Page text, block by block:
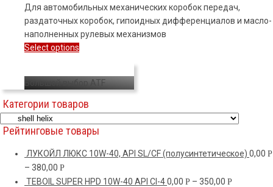
Для автомобильных механических коробок передач,
раздаточных коробок, гипоидных дифференциалов и масло-
наполненных рулевых механизмов
Select options
Большой выбор ATF
Категории товаров
Рейтинговые товары
ЛУКОЙЛ ЛЮКС 10W-40, API SL/CF (полусинтетическое) 0,00 Р
– 380,00 Р
TEBOIL SUPER HPD 10W-40 API CI-40,00 Р – 350,00 Р